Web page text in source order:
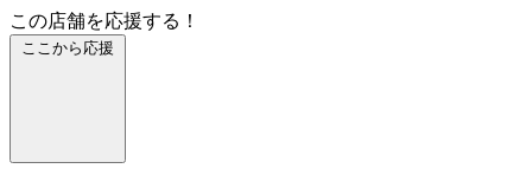
この店舗を応援する！
ここから応援